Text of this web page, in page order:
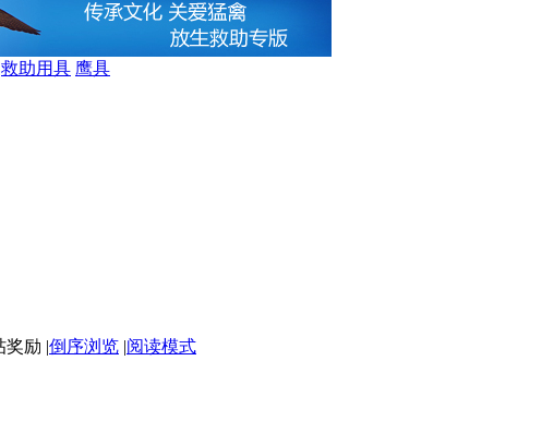
救助用具 鹰具
|倒序浏览 |阅读模式